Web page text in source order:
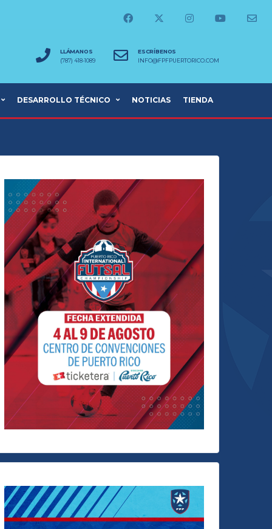
LLÁMANOS
(787) 418-1089
ESCRÍBENOS
INFO@FPFPUERTORICO.COM
DESARROLLO TÉCNICO NOTICIAS TIENDA